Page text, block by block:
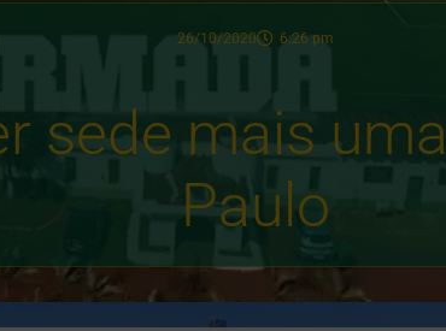
26/10/2020 6:26 pm
sede mais
Paulo